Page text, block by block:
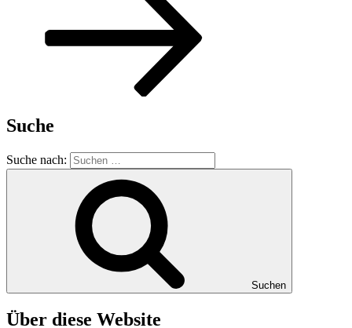
Suche
Suche nach:
Suchen
Über diese Website